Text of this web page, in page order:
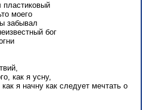
пластиковый
моего
забывал
бог
как я усну,
я начну как следует мечтать о